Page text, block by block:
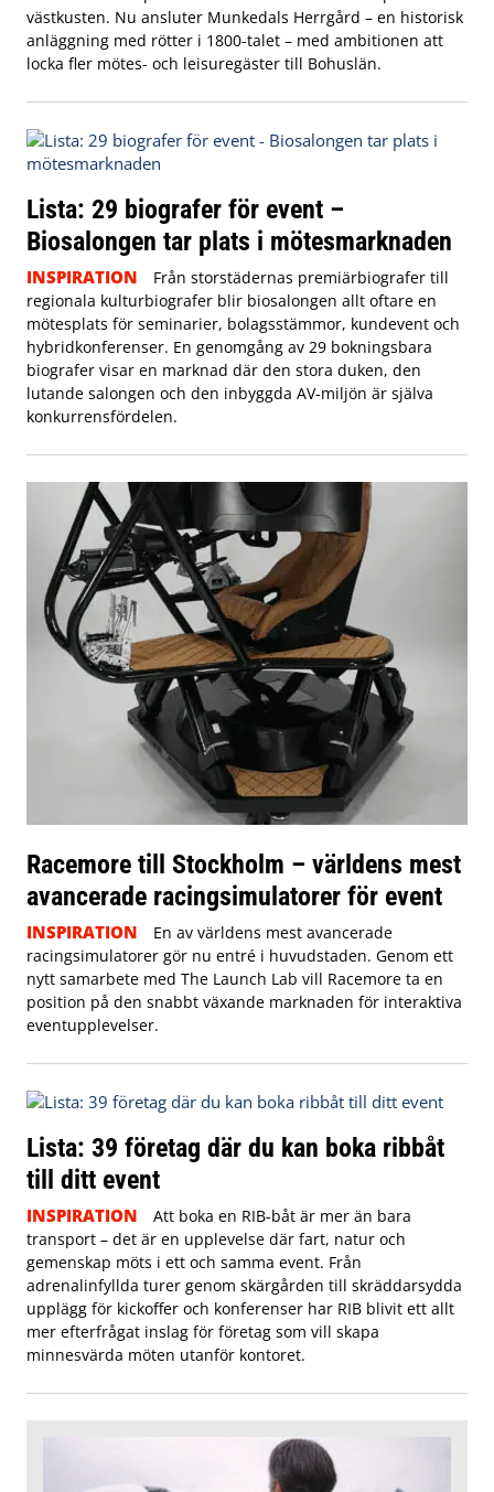
västkusten. Nu ansluter Munkedals Herrgård – en historisk
anläggning med rötter i 1800-talet – med ambitionen att
locka fler mötes- och leisuregäster till Bohuslän.
Lista: 29 biografer för event –
Biosalongen tar plats i mötesmarknaden
INSPIRATION
Från storstädernas premiärbiografer till
regionala kulturbiografer blir biosalongen allt oftare en
mötesplats för seminarier, bolagsstämmor, kundevent och
hybridkonferenser. En genomgång av 29 bokningsbara
biografer visar en marknad där den stora duken, den
lutande salongen och den inbyggda AV-miljön är själva
konkurrensfördelen.
Racemore till Stockholm – världens mest
avancerade racingsimulatorer för event
INSPIRATION
En av världens mest avancerade
racingsimulatorer gör nu entré i huvudstaden. Genom ett
nytt samarbete med The Launch Lab vill Racemore ta en
position på den snabbt växande marknaden för interaktiva
eventupplevelser.
Lista: 39 företag där du kan boka ribbåt
till ditt event
INSPIRATION
Att boka en RIB-båt är mer än bara
transport – det är en upplevelse där fart, natur och
gemenskap möts i ett och samma event. Från
adrenalinfyllda turer genom skärgården till skräddarsydda
upplägg för kickoffer och konferenser har RIB blivit ett allt
mer efterfrågat inslag för företag som vill skapa
minnesvärda möten utanför kontoret.